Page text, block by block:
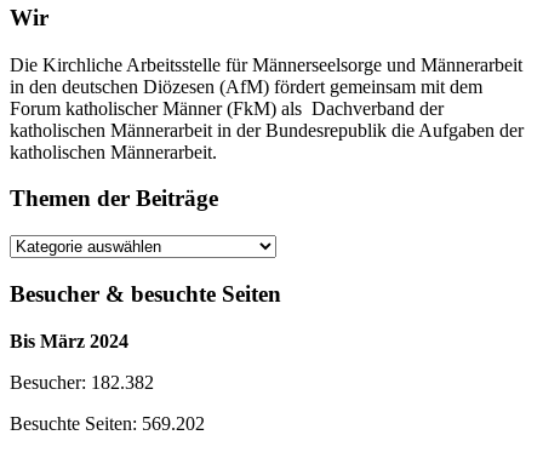
Wir
Die Kirchliche Arbeitsstelle für Männerseelsorge und Männerarbeit
in den deutschen Diözesen (AfM) fördert gemeinsam mit dem
Forum katholischer Männer (FkM) als Dachverband der
katholischen Männerarbeit in der Bundesrepublik die Aufgaben der
katholischen Männerarbeit.
Themen der Beiträge
Themen
Beiträge
Besucher & besuchte Seiten
Bis März 2024
Besucher: 182.382
Besuchte Seiten: 569.202